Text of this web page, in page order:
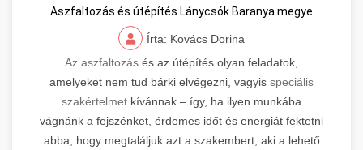
Aszfaltozás és útépítés Lánycsók Baranya megye
Írta: Kovács Dorina
Az aszfaltozás és az útépítés olyan feladatok,
amelyeket nem tud bárki elvégezni, vagyis speciális
szakértelmet kívánnak – így, ha ilyen munkába
vágnánk a fejszénket, érdemes időt és energiát fektetni
abba, hogy megtaláljuk azt a szakembert, aki a lehető